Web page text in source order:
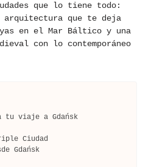
que lo tiene todo:
que te deja
en el Mar Báltico y una
con lo contemporáneo
tu viaje a Gdańsk
Ciudad
Gdańsk